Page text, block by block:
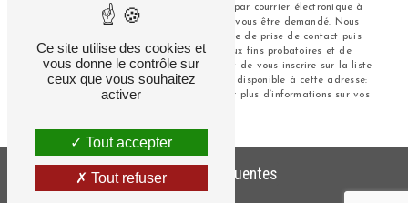
ces droits par voie postale à l'adresse ou par courrier électronique à
l'adresse . Un justificatif d'identité pourra vous être demandé. Nous
conservons vos données pendant la période de prise de contact puis
pendant la durée de prescription légale aux fins probatoires et de
gestion des contentieux. Vous avez le droit de vous inscrire sur la liste
d'opposition au démarchage téléphonique, disponible à cette adresse:
. Consultez le site cnil.fr pour plus d’informations sur vos
Recherches fréquentes
Ce site utilise des cookies et
vous donne le contrôle sur
ceux que vous souhaitez
activer
Tout accepter
Tout refuser